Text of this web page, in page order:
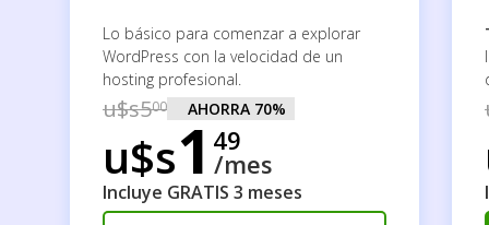
Lo básico para comenzar a explorar
WordPress con la velocidad de un
hosting profesional.
u$s500 AHORRA 70%
u$s1 49
/mes
Incluye GRATIS 3 meses